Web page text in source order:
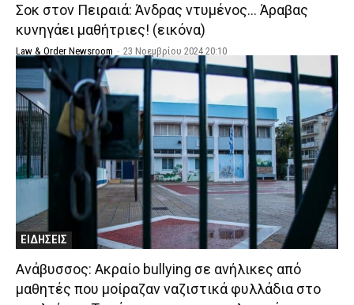
Σοκ στον Πειραιά: Άνδρας ντυμένος… Άραβας
κυνηγάει μαθήτριες! (εικόνα)
Law & Order Newsroom - 23 Νοεμβρίου 2024 20:10
ΕΙΔΗΣΕΙΣ
Ανάβυσσος: Ακραίο bullying σε ανήλικες από
μαθητές που μοίραζαν ναζιστικά φυλλάδια στο